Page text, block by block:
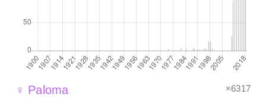
♀ Paloma ×6317